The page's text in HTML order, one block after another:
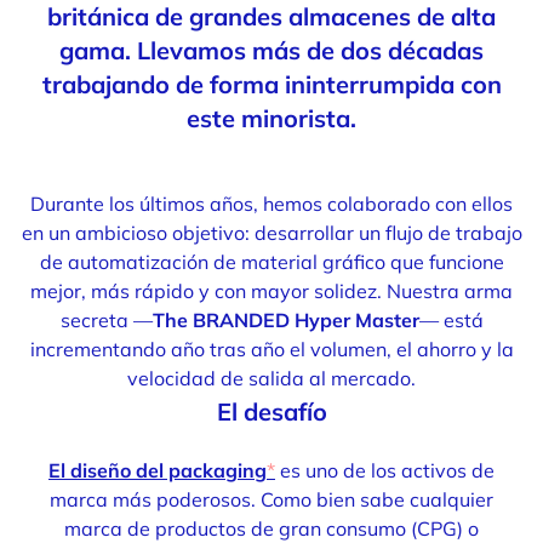
británica de grandes almacenes de alta
gama. Llevamos más de dos décadas
trabajando de forma ininterrumpida con
este minorista.
Durante los últimos años, hemos colaborado con ellos
en un ambicioso objetivo: desarrollar un flujo de trabajo
de automatización de material gráfico que funcione
mejor, más rápido y con mayor solidez. Nuestra arma
secreta —The BRANDED Hyper Master— está
incrementando año tras año el volumen, el ahorro y la
velocidad de salida al mercado.
El desafío
El diseño del packaging* es uno de los activos de
marca más poderosos. Como bien sabe cualquier
marca de productos de gran consumo (CPG) o